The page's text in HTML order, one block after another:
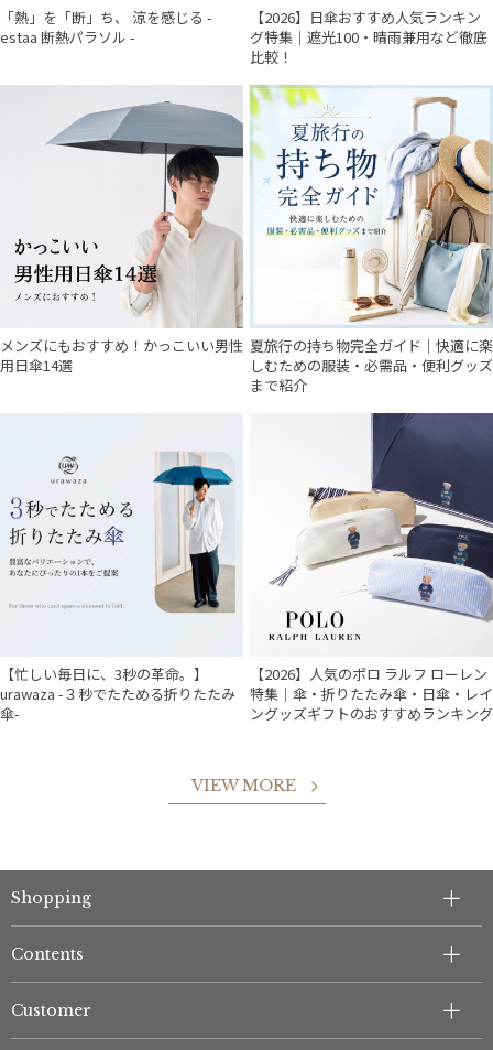
「熱」を「断」ち、 涼を感じる -
estaa 断熱パラソル -
【2026】日傘おすすめ人気ランキン
グ特集｜遮光100・晴雨兼用など徹底
比較！
メンズにもおすすめ！かっこいい男性
用日傘14選
夏旅行の持ち物完全ガイド｜快適に楽
しむための服装・必需品・便利グッズ
まで紹介
【忙しい毎日に、3秒の革命。】
urawaza -３秒でたためる折りたたみ
傘-
【2026】人気のポロ ラルフ ローレン
特集｜傘・折りたたみ傘・日傘・レイ
ングッズギフトのおすすめランキング
VIEW MORE
Shopping
Contents
Customer